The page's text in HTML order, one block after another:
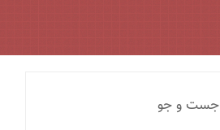
جست و جو